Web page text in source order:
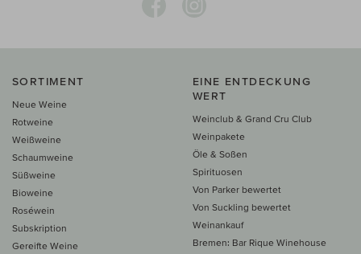
SORTIMENT
Neue Weine
Rotweine
Weißweine
Schaumweine
Süßweine
Bioweine
Roséwein
Subskription
Gereifte Weine
EINE ENTDECKUNG
WERT
Weinclub & Grand Cru Club
Weinpakete
Öle & Soßen
Spirituosen
Von Parker bewertet
Von Suckling bewertet
Weinankauf
Bremen: Bar Rique Winehouse